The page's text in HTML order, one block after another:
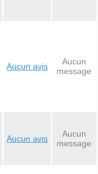
Aucun avis
Aucun
message
Aucun avis
Aucun
message